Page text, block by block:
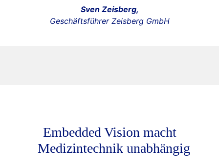
Sven Zeisberg,
Geschäftsführer Zeisberg GmbH
Embedded Vision macht
Medizintechnik unabhängig